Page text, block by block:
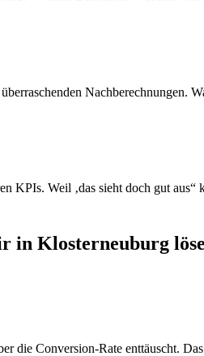
Nachberechnungen.
KPIs. Weil ‚das sieht doch gut aus“
in Klosterneuburg
die Conversion-Rate enttäuscht.